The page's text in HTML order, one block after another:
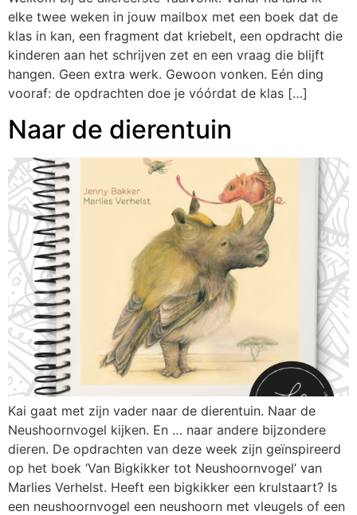
elke twee weken in jouw mailbox met een boek dat de
klas in kan, een fragment dat kriebelt, een opdracht die
kinderen aan het schrijven zet en een vraag die blijft
hangen. Geen extra werk. Gewoon vonken. Eén ding
vooraf: de opdrachten doe je vóórdat de klas […]
Naar de dierentuin
Kai gaat met zijn vader naar de dierentuin. Naar de
Neushoornvogel kijken. En … naar andere bijzondere
dieren. De opdrachten van deze week zijn geïnspireerd
op het boek ‘Van Bigkikker tot Neushoornvogel’ van
Marlies Verhelst. Heeft een bigkikker een krulstaart? Is
een neushoornvogel een neushoorn met vleugels of een